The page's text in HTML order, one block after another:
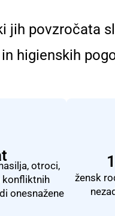
jih povzročata
higienskih
otroci,
konfliktnih
onesnažene
žensk